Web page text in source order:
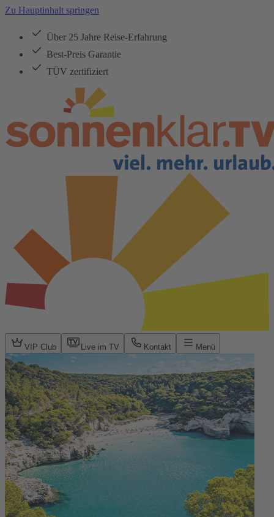
Zu Hauptinhalt springen
Über 25 Jahre Reise-Erfahrung
Best-Preis Garantie
TÜV zertifiziert
VIP Club Live im TV Kontakt Menü